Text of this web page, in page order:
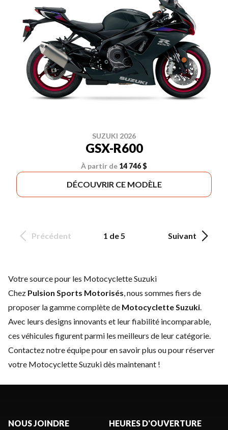
SUZUKI 2026
GSX-R600
À partir de 14 746 $
DÉCOUVRIR CE MODÈLE
Précédent 1 de 5 Suivant
Votre source pour les Motocyclette Suzuki
Chez Pulsion Sports Motorisés, nous sommes fiers de
proposer la gamme complète de Motocyclette Suzuki.
Avec leurs designs innovants et leur fiabilité incomparable,
ces véhicules figurent parmi les meilleurs de leur catégorie.
Contactez notre équipepour en savoir plus ou pour réserver
votre Motocyclette Suzuki dès maintenant !
NOUS JOINDRE HEURES D'OUVERTURE